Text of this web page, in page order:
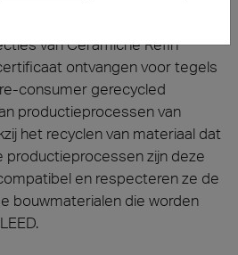
van Ceramiche Refin
ontvangen voor tegels
consumer gerecycled
productieprocessen van
het recyclen van materiaal dat
productieprocessen zijn deze
en respecteren ze de
bouwmaterialen die worden